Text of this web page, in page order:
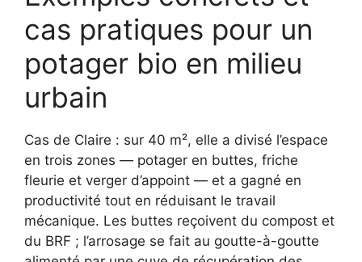
cas pratiques pour un
potager bio en milieu
urbain
Cas de Claire : sur 40 m², elle a divisé l’espace
en trois zones — potager en buttes, friche
fleurie et verger d’appoint — et a gagné en
productivité tout en réduisant le travail
mécanique. Les buttes reçoivent du compost et
du BRF ; l’arrosage se fait au goutte-à-goutte